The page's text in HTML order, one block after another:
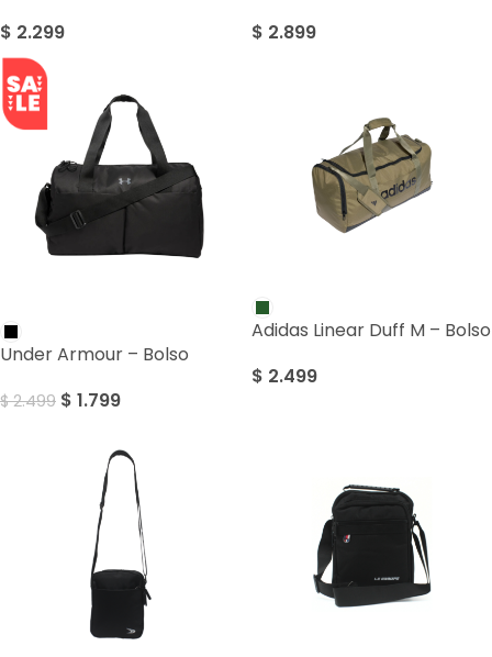
$ 2.299
$ 2.899
Under Armour – Bolso
$2.499 $ 1.799
Adidas Linear Duff M – Bolso
$ 2.499